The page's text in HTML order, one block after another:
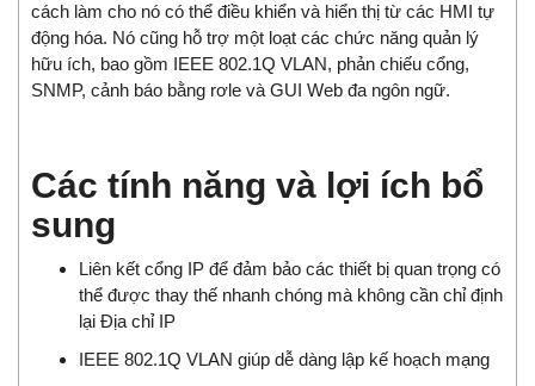
cách làm cho nó có thể điều khiển và hiển thị từ các HMI tự
động hóa. Nó cũng hỗ trợ một loạt các chức năng quản lý
hữu ích, bao gồm IEEE 802.1Q VLAN, phản chiếu cổng,
SNMP, cảnh báo bằng rơle và GUI Web đa ngôn ngữ.
Các tính năng và lợi ích bổ
sung
Liên kết cổng IP để đảm bảo các thiết bị quan trọng có
thể được thay thế nhanh chóng mà không cần chỉ định
lại Địa chỉ IP
IEEE 802.1Q VLAN giúp dễ dàng lập kế hoạch mạng